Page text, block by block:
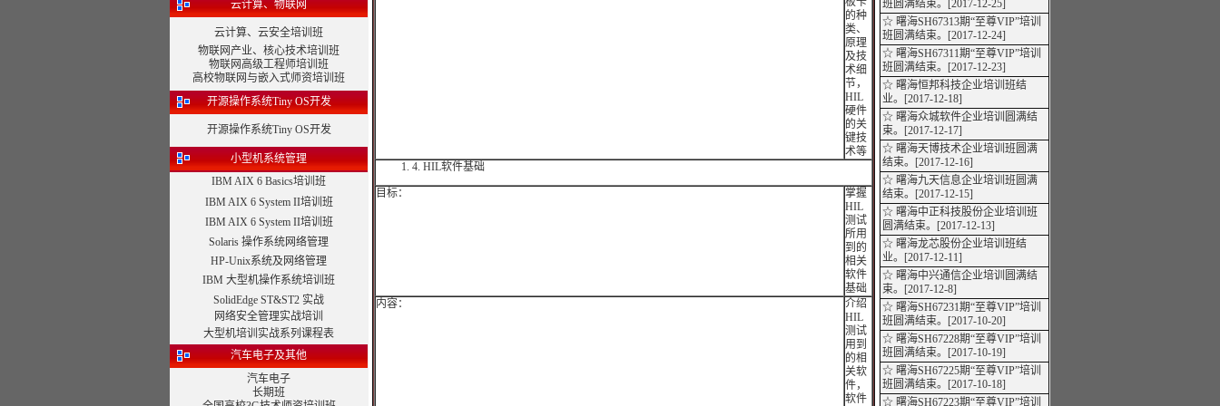
云计算、物联网
云计算、云安全培训班
物联网产业、核心技术培训班
物联网高级工程师培训班
高校物联网与嵌入式师资培训班
开源操作系统Tiny OS开发
开源操作系统Tiny OS开发
小型机系统管理
IBM AIX 6 Basics培训班
IBM AIX 6 System II培训班
IBM AIX 6 System II培训班
Solaris 操作系统网络管理
HP-Unix系统及网络管理
IBM 大型机操作系统培训班
SolidEdge ST&ST2 实战
网络安全管理实战培训
大型机培训实战系列课程表
汽车电子及其他
汽车电子
长期班
班圆满结束。[2017-12-25]
☆ 曙海SH67313期“至尊VIP”培训
班圆满结束。[2017-12-24]
☆ 曙海SH67311期“至尊VIP”培训
班圆满结束。[2017-12-23]
☆ 曙海恒邦科技企业培训班结
业。[2017-12-18]
☆ 曙海众城软件企业培训圆满结
束。[2017-12-17]
☆ 曙海天博技术企业培训班圆满
结束。[2017-12-16]
☆ 曙海九天信息企业培训班圆满
结束。[2017-12-15]
☆ 曙海中正科技股份企业培训班
圆满结束。[2017-12-13]
☆ 曙海龙芯股份企业培训班结
业。[2017-12-11]
☆ 曙海中兴通信企业培训圆满结
束。[2017-12-8]
☆ 曙海SH67231期“至尊VIP”培训
班圆满结束。[2017-10-20]
☆ 曙海SH67228期“至尊VIP”培训
班圆满结束。[2017-10-19]
☆ 曙海SH67225期“至尊VIP”培训
班圆满结束。[2017-10-18]
☆ 曙海SH67223期“至尊VIP”培训
的种
类、
原理
及技
术细
节，
HIL
硬件
的关
键技
术等
4. HIL软件基础
目标：
掌握
HIL
测试
所用
到的
相关
软件
基础
内容：
介绍
HIL
测试
用到
的相
关软
件，
软件